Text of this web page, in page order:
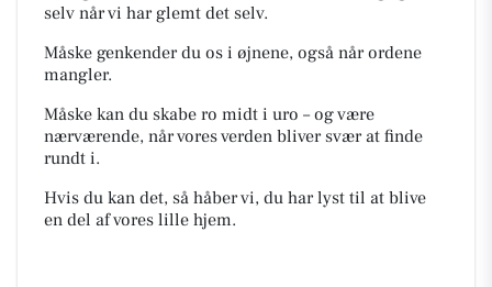
selv når vi har glemt det selv.
Måske genkender du os i øjnene, også når ordene
mangler.
Måske kan du skabe ro midt i uro – og være
nærværende, når vores verden bliver svær at finde
rundt i.
Hvis du kan det, så håber vi, du har lyst til at blive
en del af vores lille hjem.